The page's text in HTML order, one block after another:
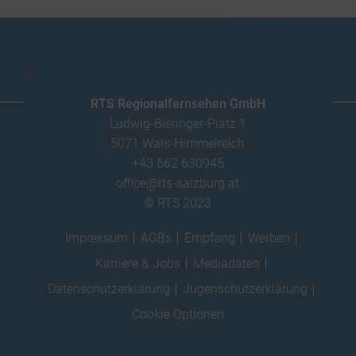
RTS Regionalfernsehen GmbH
Ludwig-Bieringer-Platz 1
5071 Wals-Himmelreich
+43 662 630945
office@rts-salzburg.at
© RTS 2023
Impressum AGBs Empfang
Werben
Karriere & Jobs
Mediadaten
Datenschutzerklärung
Jugenschutzerklärung
Cookie Optionen